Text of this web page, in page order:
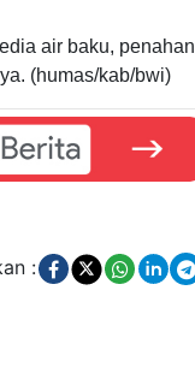
air baku, penahan
(humas/kab/bwi)
: